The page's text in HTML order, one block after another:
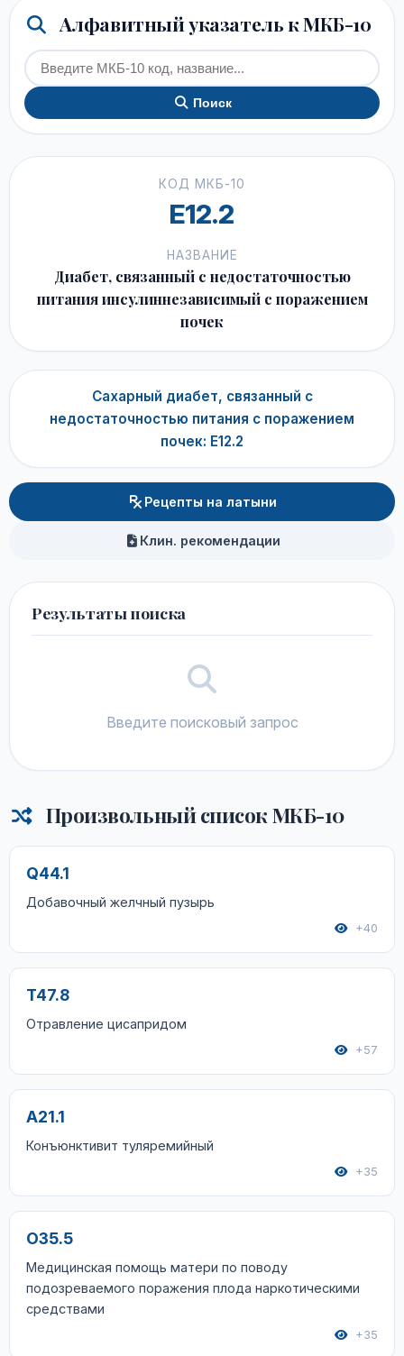
Алфавитный указатель к МКБ-10
Поиск
КОД МКБ-10
E12.2
НАЗВАНИЕ
Диабет, связанный с недостаточностью
питания инсулиннезависимый с поражением
почек
Сахарный диабет, связанный с
недостаточностью питания с поражением
почек: E12.2
Рецепты на латыни
Клин. рекомендации
Результаты поиска
Введите поисковый запрос
Произвольный список МКБ-10
Q44.1
Добавочный желчный пузырь
+40
T47.8
Отравление цисапридом
+57
A21.1
Конъюнктивит туляремийный
+35
O35.5
Медицинская помощь матери по поводу
подозреваемого поражения плода наркотическими
средствами
+35